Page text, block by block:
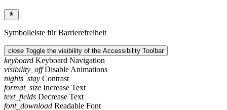
Symbolleiste für Barrierefreiheit
close Toggle the visibility of the Accessibility Toolbar
keyboard Keyboard Navigation
visibility_off Disable Animations
nights_stay Contrast
format_size Increase Text
text_fields Decrease Text
font_download Readable Font